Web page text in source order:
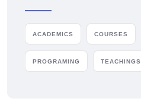
ACADEMICS COURSES
PROGRAMING TEACHINGS